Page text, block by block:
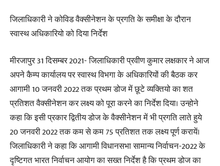
जिलाधिकारी ने कोविड वैक्सीनेशन के प्रगति के समीक्षा के दौरान
स्वास्थ अधिकारियो को दिया निर्देश
मीरजापुर 31 दिसम्बर 2021- जिलाधिकारी प्रवीण कुमार लक्षकार ने आज
अपने कैम्प कार्यालय पर स्वास्थ विभगा के अधिकारियों की बैठक कर
आगामी 10 जनवरी 2022 तक प्रथम डोज में छूटे व्यक्तियो का शत
प्रतिशत वैक्सीनेशन कर लक्ष्य को पूरा करने का निर्देश दिया। उन्होने
कहा कि इसी प्रकार द्वितीय डोज के वैक्सीनेशन में भी प्रगति लाते हुये
20 जनवरी 2022 तक कम से कम 75 प्रतिशत तक लक्ष्य पूर्ण करायें।
जिलाधिकारी ने कहा कि आगामी विधानसभा सामान्य निर्वाचन-2022 के
दृष्टिगत भारत निर्वाचन आयोग का सख्त निर्देश है कि प्रथम डोज का